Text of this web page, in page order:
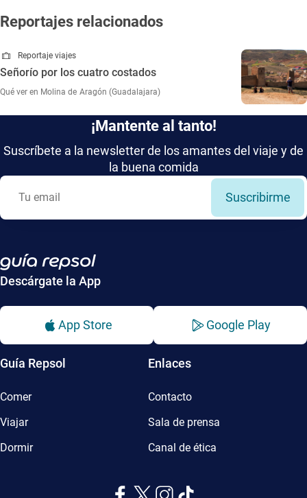
Reportajes relacionados
Reportaje viajes
Señorío por los cuatro costados
Qué ver en Molina de Aragón (Guadalajara)
¡Mantente al tanto!
Suscríbete a la newsletter de los amantes del viaje y de
la buena comida
Suscribirme
Descárgate la App
App Store Google Play
Guía Repsol
Comer
Viajar
Dormir
Enlaces
Contacto
Sala de prensa
Canal de ética